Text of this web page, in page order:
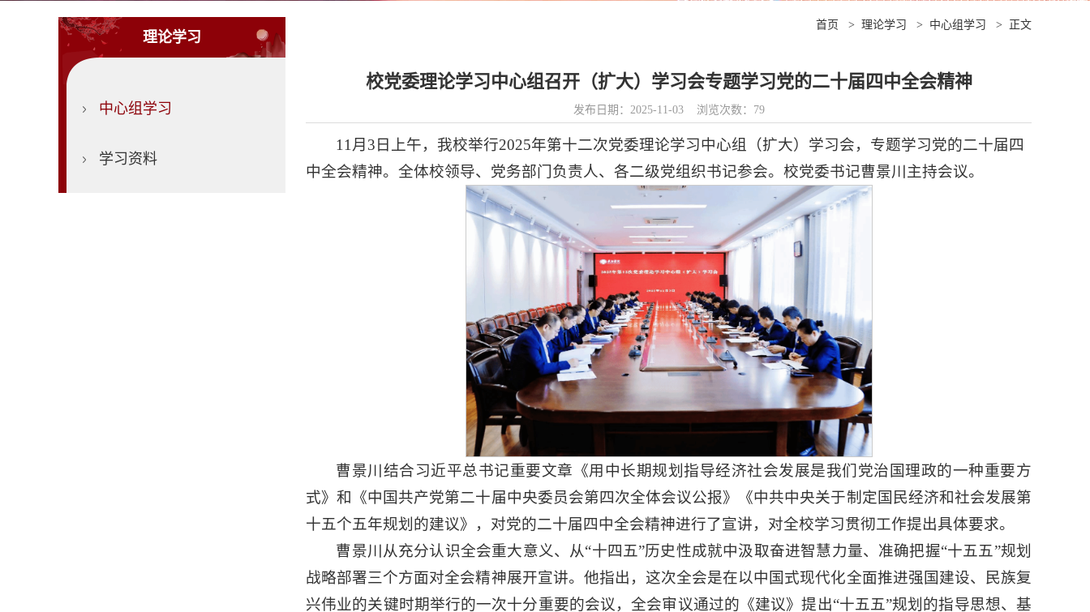
理论学习
中心组学习
学习资料
首页 > 理论学习 > 中心组学习 > 正文
校党委理论学习中心组召开（扩大）学习会专题学习党的二十届四中全会精神
发布日期：2025-11-03 浏览次数： 79
11月3日上午，我校举行2025年第十二次党委理论学习中心组（扩大）学习会，专题学习党的二十届四
中全会精神。全体校领导、党务部门负责人、各二级党组织书记参会。校党委书记曹景川主持会议。
曹景川结合习近平总书记重要文章《用中长期规划指导经济社会发展是我们党治国理政的一种重要方
式》和《中国共产党第二十届中央委员会第四次全体会议公报》《中共中央关于制定国民经济和社会发展第
十五个五年规划的建议》，对党的二十届四中全会精神进行了宣讲，对全校学习贯彻工作提出具体要求。
曹景川从充分认识全会重大意义、从“十四五”历史性成就中汲取奋进智慧力量、准确把握“十五五”规划
战略部署三个方面对全会精神展开宣讲。他指出，这次全会是在以中国式现代化全面推进强国建设、民族复
兴伟业的关键时期举行的一次十分重要的会议，全会审议通过的《建议》提出“十五五”规划的指导思想、基